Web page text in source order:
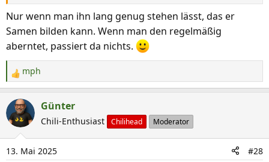
Nur wenn man ihn lang genug stehen lässt, das er
Samen bilden kann. Wenn man den regelmäßig
aberntet, passiert da nichts.
R
e
a
k
t
i
o
mph
Günter
Chili-Enthusiast Chilihead Moderator
13. Mai 2025 #28